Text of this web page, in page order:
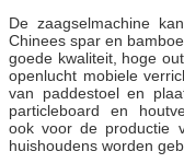
De zaagselmachine
Chinees spar en
goede kwaliteit, hoge
openlucht mobiele
van paddestoel en
particleboard en
ook voor de productie
huishoudens worden